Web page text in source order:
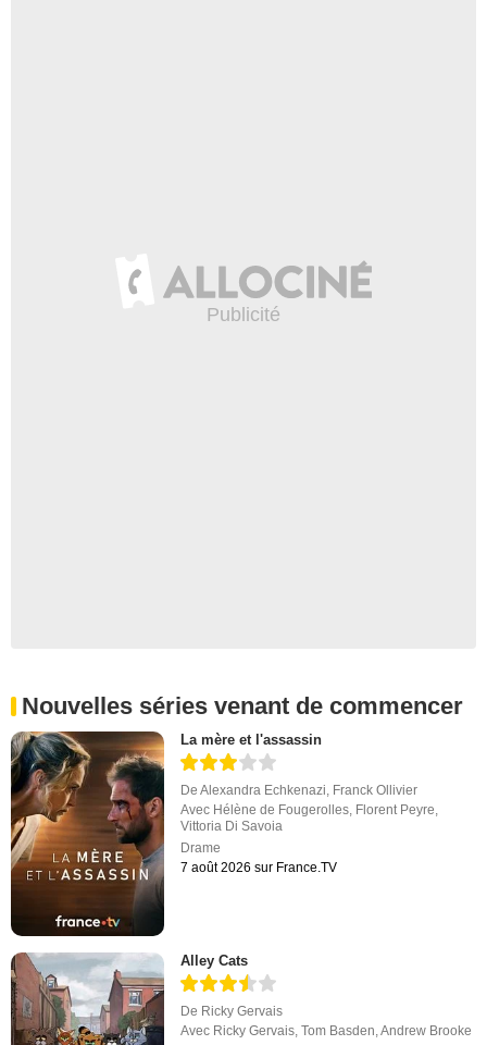
Nouvelles séries venant de commencer
La mère et l'assassin
DeAlexandra Echkenazi, Franck Ollivier
Avec Hélène de Fougerolles, Florent Peyre,
Vittoria Di Savoia
Drame
7 août 2026 sur France.TV
Alley Cats
De Ricky Gervais
Avec Ricky Gervais,Tom Basden,Andrew Brooke